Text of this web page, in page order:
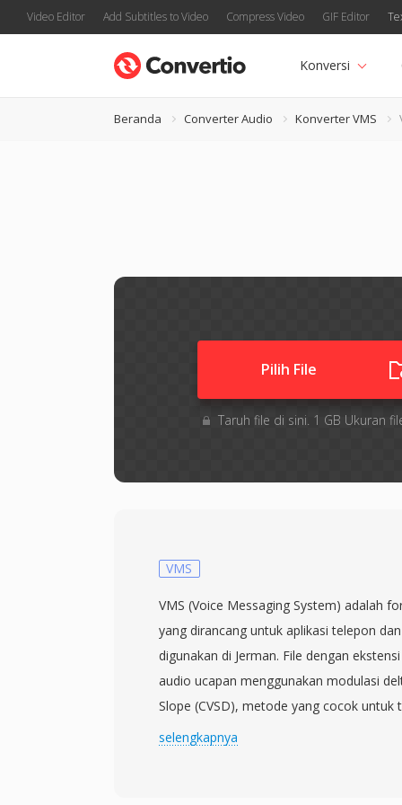
Video Editor Add Subtitles to Video Compress Video GIF Editor
Konversi
Beranda Converter Audio Konverter VMS
Pilih File
Taruh file di sini. 1 GB Ukuran
VMS
VMS (Voice Messaging System) adalah
yang dirancang untuk aplikasi telepon
digunakan di Jerman. File dengan
audio ucapan menggunakan modulasi
Slope (CVSD), metode yang cocok untuk
bandwidth rendah melalui jaringan
selengkapnya